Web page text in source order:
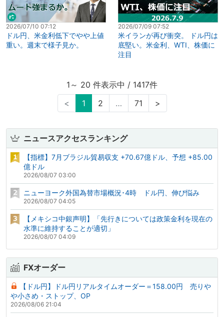
2026/07/10 07:12
ドル円、米金利低下でやや上値
重い。週末で様子見か。
2026/07/09 07:52
米イランが再び衝突。 ドル円は
底堅い。米金利、WTI、株価に
注目
1～ 20 件表示中 / 1417件
<
1 2 … 71 >
ニュースアクセスランキング
【指標】7月ブラジル貿易収支 +70.67億ドル、予想 +85.00
億ドル
2026/08/07 03:00
ニューヨーク外国為替市場概況･4時 ドル円、伸び悩み
2026/08/07 04:05
【メキシコ中銀声明】「先行きについては政策金利を現在の
水準に維持することが適切」
2026/08/07 04:09
FXオーダー
【ドル円】ドル円リアルタイムオーダー＝158.00円 売りや
や小さめ・ストップ、OP
2026/08/06 21:04